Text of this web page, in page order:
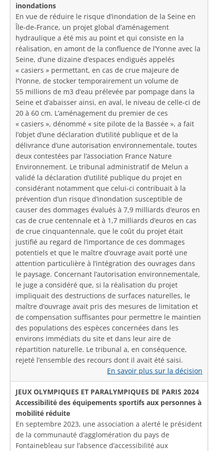
inondations
En vue de réduire le risque d’inondation de la Seine en
Île-de-France, un projet global d’aménagement
hydraulique a été mis au point et qui consiste en la
réalisation, en amont de la confluence de l’Yonne avec la
Seine, d’une dizaine d’espaces endigués appelés
« casiers » permettant, en cas de crue majeure de
l’Yonne, de stocker temporairement un volume de
55 millions de m3 d’eau prélevée par pompage dans la
Seine et d’abaisser ainsi, en aval, le niveau de celle-ci de
20 à 60 cm. L’aménagement du premier de ces
« casiers », dénommé « site pilote de la Bassée », a fait
l’objet d’une déclaration d’utilité publique et de la
délivrance d’une autorisation environnementale, toutes
deux contestées par l’association France Nature
Environnement. Le tribunal administratif de Melun a
validé la déclaration d’utilité publique du projet en
considérant notamment que celui-ci contribuait à la
prévention d’un risque d’inondation susceptible de
causer des dommages évalués à 7,9 milliards d’euros en
cas de crue centennale et à 1,7 milliards d’euros en cas
de crue cinquantennale, que le coût du projet était
justifié au regard de l’importance de ces dommages
potentiels et que le maître d’ouvrage avait porté une
attention particulière à l’intégration des ouvrages dans
le paysage. Concernant l’autorisation environnementale,
le juge a considéré que, si la réalisation du projet
impliquait des destructions de surfaces naturelles, le
maître d’ouvrage avait pris des mesures de limitation et
de compensation suffisantes pour permettre le maintien
des populations des espèces concernées dans les
environs immédiats du site et dans leur aire de
répartition naturelle. Le tribunal a, en conséquence,
rejeté l’ensemble des recours dont il avait été saisi.
En savoir plus sur la décision
JEUX OLYMPIQUES ET PARALYMPIQUES DE PARIS 2024
Accessibilité des équipements sportifs aux personnes à
mobilité réduite
En septembre 2023, une association a alerté le président
de la communauté d’agglomération du pays de
Fontainebleau sur l’absence d’accessibilité aux